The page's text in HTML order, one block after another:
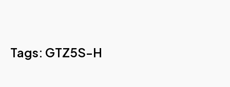
Tags: GTZ5S-H